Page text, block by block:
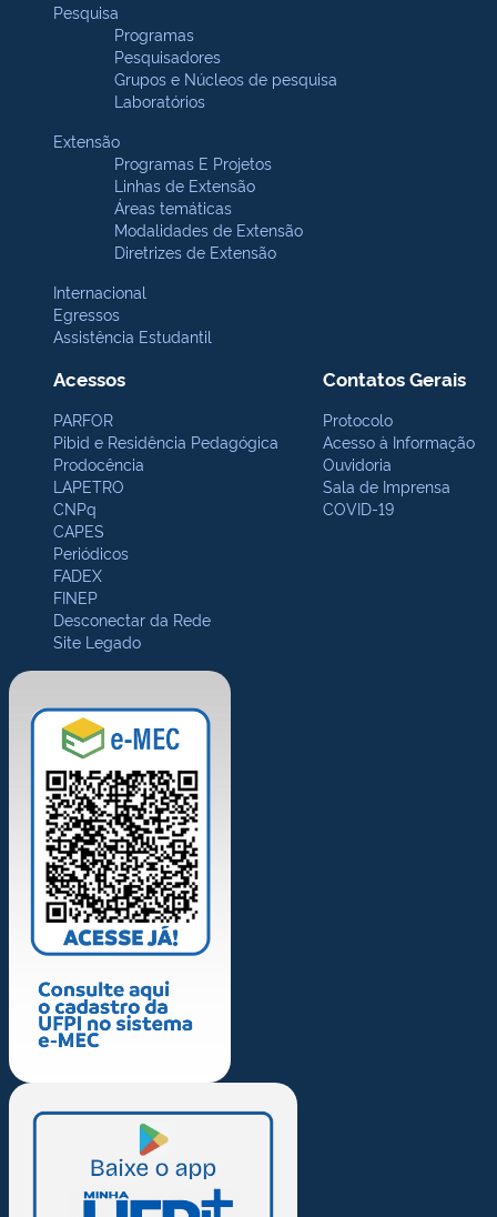
Pesquisa
Programas
Pesquisadores
Grupos e Núcleos de pesquisa
Laboratórios
Extensão
Programas E Projetos
Linhas de Extensão
Áreas temáticas
Modalidades de Extensão
Diretrizes de Extensão
Internacional
Egressos
Assistência Estudantil
Acessos
PARFOR
Pibid e Residência Pedagógica
Prodocência
LAPETRO
CNPq
CAPES
Periódicos
FADEX
FINEP
Desconectar da Rede
Site Legado
Contatos Gerais
Protocolo
Acesso à Informação
Ouvidoria
Sala de Imprensa
COVID-19